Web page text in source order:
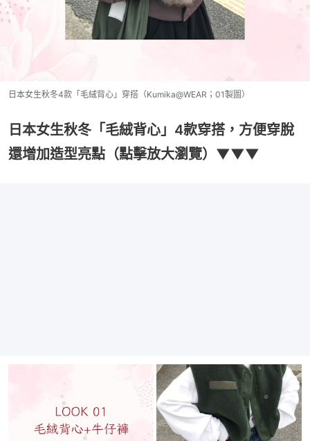
日本女生秋冬4款「毛絨背心」穿搭（Kumika@WEAR；01製圖）
日本女生秋冬「毛絨背心」4款穿搭，方便穿脫
還增加造型亮點（點擊放大瀏覽）▼▼▼